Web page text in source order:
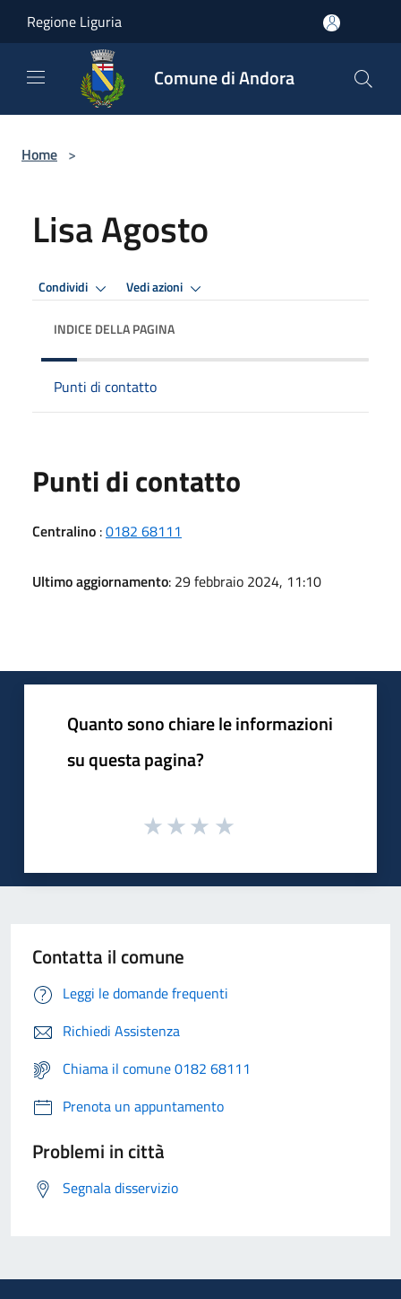
Regione Liguria
Comune di Andora
Home >
Lisa Agosto
Condividi Vedi azioni
INDICE DELLA PAGINA
Punti di contatto
Punti di contatto
Centralino :0182 68111
Ultimo aggiornamento: 29 febbraio 2024, 11:10
Quanto sono chiare le informazioni
su questa pagina?
Contatta il comune
Leggi le domande frequenti
Richiedi Assistenza
Chiama il comune 0182 68111
Prenota un appuntamento
Problemi in città
Segnala disservizio